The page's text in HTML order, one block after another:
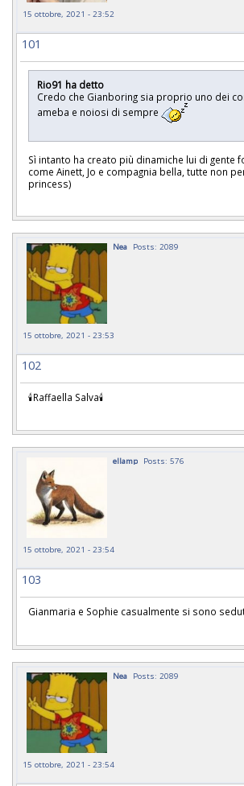
15 ottobre, 2021 - 23:52
101
Rio91 ha detto
Credo che Gianboring sia proprio uno dei
ameba e noiosi di sempre
Sì intanto ha creato più dinamiche lui di gente
come Ainett, Jo e compagnia bella, tutte non
princess)
Nea Posts: 2089
15 ottobre, 2021 - 23:53
102
🕯Raffaella Salva🕯
ellamp Posts: 576
15 ottobre, 2021 - 23:54
103
Gianmaria e Sophie casualmente si sono
Nea Posts: 2089
15 ottobre, 2021 - 23:54